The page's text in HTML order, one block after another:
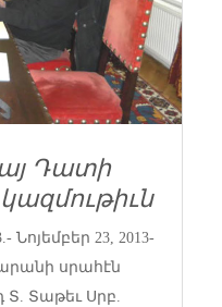
Դատի
Նոյեմբեր 23, 2013-
սրահէն
Տ. Տաթեւ Սրբ.